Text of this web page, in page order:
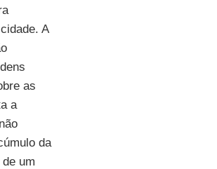
A
as
a
da
um